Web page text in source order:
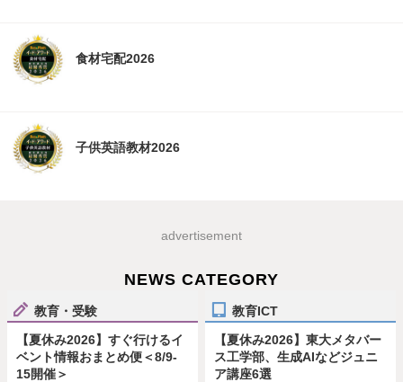
食材宅配2026
子供英語教材2026
advertisement
NEWS CATEGORY
教育・受験
【夏休み2026】すぐ行けるイ
ベント情報おまとめ便＜8/9-
15開催＞
教育ICT
【夏休み2026】東大メタバー
ス工学部、生成AIなどジュニ
ア講座6選